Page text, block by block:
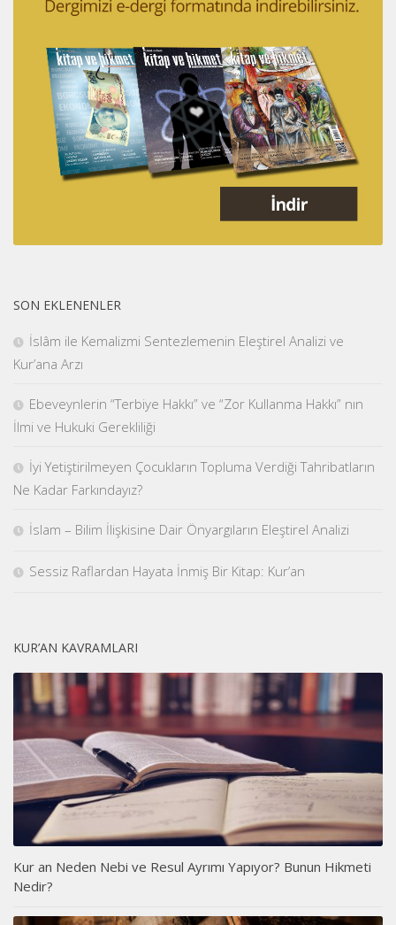
SON EKLENENLER
İslâm ile Kemalizmi Sentezlemenin Eleştirel Analizi ve
Kur’ana Arzı
Ebeveynlerin “Terbiye Hakkı” ve “Zor Kullanma Hakkı” nın
İlmi ve Hukuki Gerekliliği
İyi Yetiştirilmeyen Çocukların Topluma Verdiği Tahribatların
Ne Kadar Farkındayız?
İslam – Bilim İlişkisine Dair Önyargıların Eleştirel Analizi
Sessiz Raflardan Hayata İnmiş Bir Kitap: Kur’an
KUR’AN KAVRAMLARI
Kur an Neden Nebi ve Resul Ayrımı Yapıyor? Bunun Hikmeti
Nedir?